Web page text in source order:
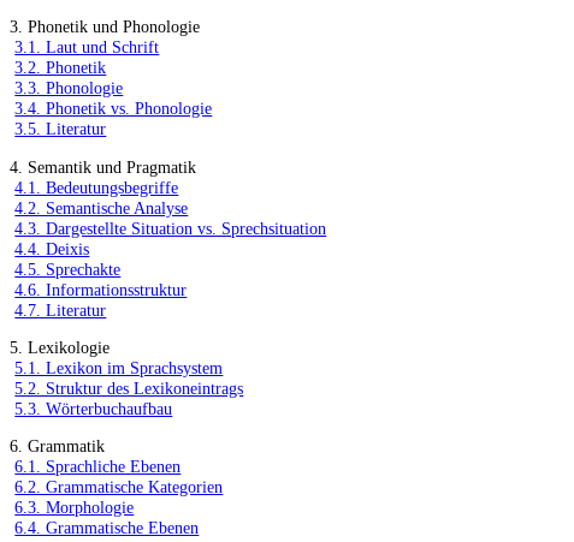
3. Phonetik und Phonologie
3.1. Laut und Schrift
3.2. Phonetik
3.3. Phonologie
3.4. Phonetik vs. Phonologie
3.5. Literatur
4. Semantik und Pragmatik
4.1. Bedeutungsbegriffe
4.2. Semantische Analyse
4.3. Dargestellte Situation vs. Sprechsituation
4.4. Deixis
4.5. Sprechakte
4.6. Informationsstruktur
4.7. Literatur
5. Lexikologie
5.1. Lexikon im Sprachsystem
5.2. Struktur des Lexikoneintrags
5.3. Wörterbuchaufbau
6. Grammatik
6.1. Sprachliche Ebenen
6.2. Grammatische Kategorien
6.3. Morphologie
6.4. Grammatische Ebenen